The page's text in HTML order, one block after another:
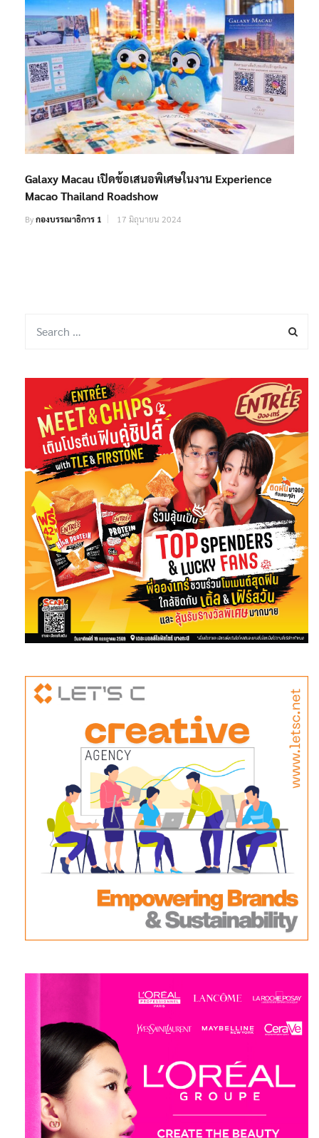
Galaxy Macau เปิดข้อเสนอพิเศษในงาน Experience
Macao Thailand Roadshow
Byกองบรรณาธิการ 1 17 มิถุนายน 2024